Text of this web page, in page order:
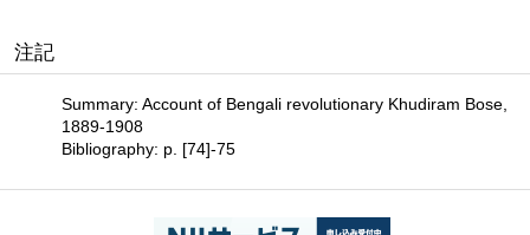
注記
Summary: Account of Bengali revolutionary Khudiram Bose,
1889-1908
Bibliography: p. [74]-75